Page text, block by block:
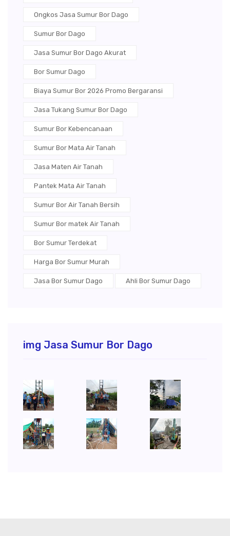
Ongkos Jasa Sumur Bor Dago
Sumur Bor Dago
Jasa Sumur Bor Dago Akurat
Bor Sumur Dago
Biaya Sumur Bor 2026 Promo Bergaransi
Jasa Tukang Sumur Bor Dago
Sumur Bor Kebencanaan
Sumur Bor Mata Air Tanah
Jasa Maten Air Tanah
Pantek Mata Air Tanah
Sumur Bor Air Tanah Bersih
Sumur Bor matek Air Tanah
Bor Sumur Terdekat
Harga Bor Sumur Murah
Jasa Bor Sumur Dago Ahli Bor Sumur Dago
img Jasa Sumur Bor Dago